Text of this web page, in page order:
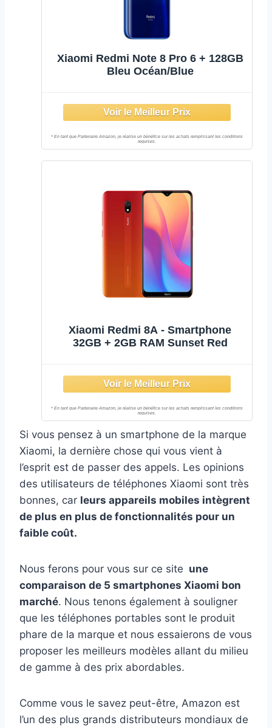
Xiaomi Redmi Note 8 Pro 6 + 128GB
Bleu Océan/Blue
Xiaomi Redmi 8A - Smartphone
32GB + 2GB RAM Sunset Red
Si vous pensez à un smartphone de la marque
Xiaomi, la dernière chose qui vous vient à
l’esprit est de passer des appels. Les opinions
des utilisateurs de téléphones Xiaomi sont très
bonnes, car leurs appareils mobiles intègrent
de plus en plus de fonctionnalités pour un
faible coût.
Nous ferons pour vous sur ce site une
comparaison de 5 smartphones Xiaomi bon
marché. Nous tenons également à souligner
que les téléphones portables sont le produit
phare de la marque et nous essaierons de vous
proposer les meilleurs modèles allant du milieu
de gamme à des prix abordables.
Comme vous le savez peut-être, Amazon est
l’un des plus grands distributeurs mondiaux de